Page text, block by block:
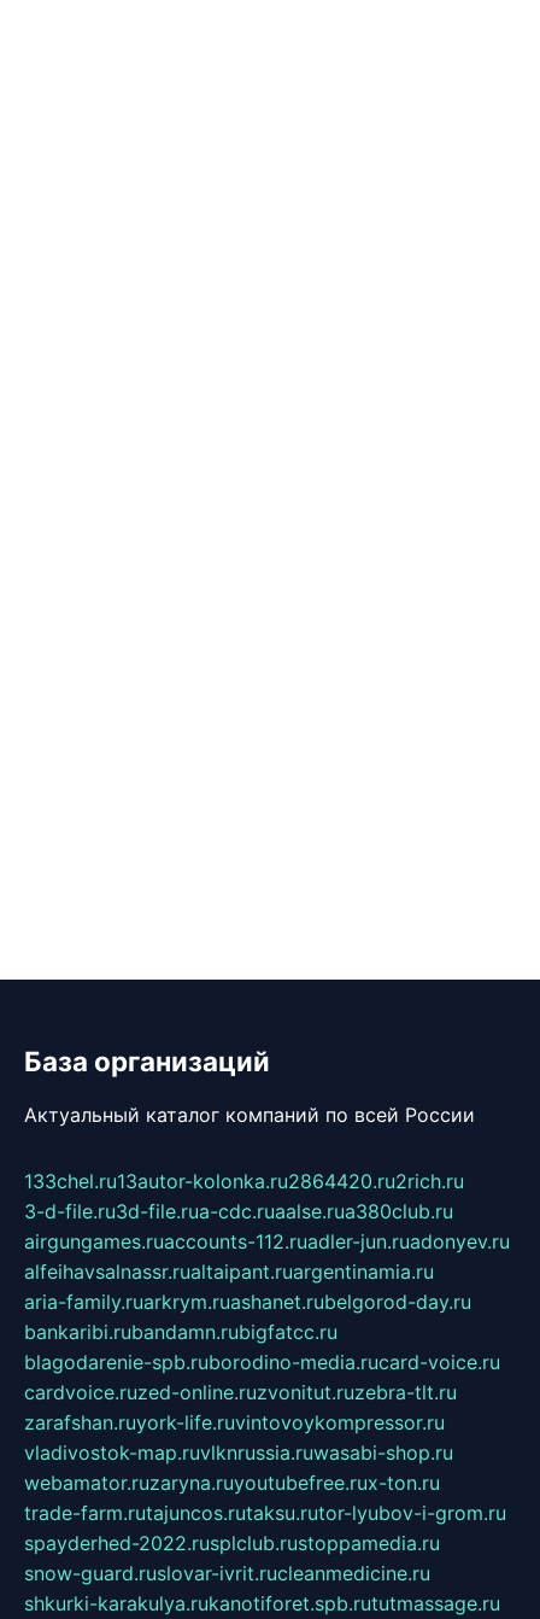
База организаций
Актуальный каталог компаний по всей России
133chel.ru13autor-kolonka.ru2864420.ru2rich.ru
3-d-file.ru3d-file.rua-cdc.ruaalse.rua380club.ru
airgungames.ruaccounts-112.ruadler-jun.ruadonyev.ru
alfeihavsalnassr.rualtaipant.ruargentinamia.ru
aria-family.ruarkrym.ruashanet.rubelgorod-day.ru
bankaribi.rubandamn.rubigfatcc.ru
blagodarenie-spb.ruborodino-media.rucard-voice.ru
cardvoice.ruzed-online.ruzvonitut.ruzebra-tlt.ru
zarafshan.ruyork-life.ruvintovoykompressor.ru
vladivostok-map.ruvlknrussia.ruwasabi-shop.ru
webamator.ruzaryna.ruyoutubefree.rux-ton.ru
trade-farm.rutajuncos.rutaksu.rutor-lyubov-i-grom.ru
spayderhed-2022.rusplclub.rustoppamedia.ru
snow-guard.ruslovar-ivrit.rucleanmedicine.ru
shkurki-karakulya.rukanotiforet.spb.rututmassage.ru